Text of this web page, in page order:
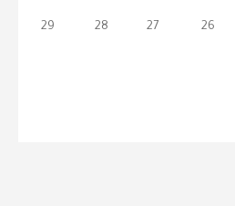
26
27
28
29